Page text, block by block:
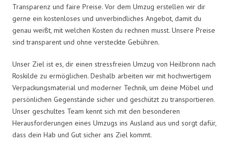
Transparenz und faire Preise. Vor dem Umzug erstellen wir dir
gerne ein kostenloses und unverbindliches Angebot, damit du
genau weißt, mit welchen Kosten du rechnen musst. Unsere Preise
sind transparent und ohne versteckte Gebühren.
Unser Ziel ist es, dir einen stressfreien Umzug von Heilbronn nach
Roskilde zu ermöglichen. Deshalb arbeiten wir mit hochwertigem
Verpackungsmaterial und moderner Technik, um deine Möbel und
persönlichen Gegenstände sicher und geschützt zu transportieren.
Unser geschultes Team kennt sich mit den besonderen
Herausforderungen eines Umzugs ins Ausland aus und sorgt dafür,
dass dein Hab und Gut sicher ans Ziel kommt.